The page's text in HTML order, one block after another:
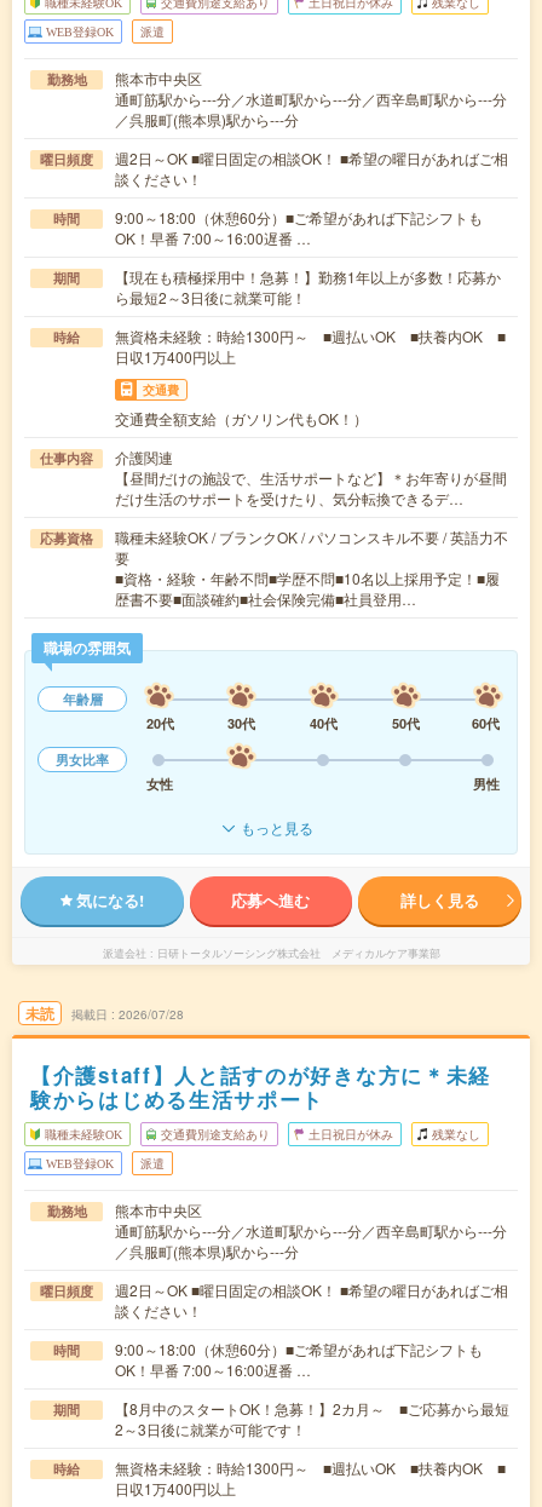
職種未経験OK 交通費別途支給あり 土日祝日が休み 残業なし
WEB登録OK 派遣
勤務地
熊本市中央区
通町筋駅から---分／水道町駅から---分／西辛島町駅から---分
／呉服町(熊本県)駅から---分
曜日頻度
週2日～OK ■曜日固定の相談OK！ ■希望の曜日があればご相
談ください！
時間
9:00～18:00（休憩60分）■ご希望があれば下記シフトも
OK！早番 7:00～16:00遅番 …
期間
【現在も積極採用中！急募！】勤務1年以上が多数！応募か
ら最短2～3日後に就業可能！
時給
無資格未経験：時給1300円～ ■週払いOK ■扶養内OK ■
日収1万400円以上
交通費
交通費全額支給（ガソリン代もOK！）
仕事内容
介護関連
【昼間だけの施設で、生活サポートなど】＊お年寄りが昼間
だけ生活のサポートを受けたり、気分転換できるデ…
応募資格
職種未経験OK / ブランクOK / パソコンスキル不要 / 英語力不
要
■資格・経験・年齢不問■学歴不問■10名以上採用予定！■履
歴書不要■面談確約■社会保険完備■社員登用…
職場の雰囲気
年齢層
20代
30代 40代 50代
60代
男女比率
女性
男性
もっと見る
気になる! 応募へ進む 詳しく見る
派遣会社 日研トータルソーシング株式会社 メディカルケア事業部
未読 掲載日 2026/07/28
【介護staff】人と話すのが好きな方に＊未経
験からはじめる生活サポート
職種未経験OK 交通費別途支給あり 土日祝日が休み 残業なし
WEB登録OK 派遣
勤務地
熊本市中央区
通町筋駅から---分／水道町駅から---分／西辛島町駅から---分
／呉服町(熊本県)駅から---分
曜日頻度
週2日～OK ■曜日固定の相談OK！ ■希望の曜日があればご相
談ください！
時間
9:00～18:00（休憩60分）■ご希望があれば下記シフトも
OK！早番 7:00～16:00遅番 …
期間
【8月中のスタートOK！急募！】2カ月～ ■ご応募から最短
2～3日後に就業が可能です！
時給
無資格未経験：時給1300円～ ■週払いOK ■扶養内OK ■
日収1万400円以上